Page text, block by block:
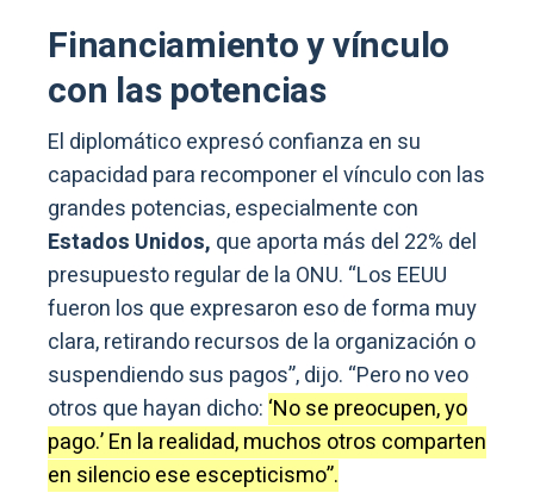
Financiamiento y vínculo
con las potencias
El diplomático expresó confianza en su
capacidad para recomponer el vínculo con las
grandes potencias, especialmente con
Estados Unidos, que aporta más del 22% del
presupuesto regular de la ONU. “Los EEUU
fueron los que expresaron eso de forma muy
clara, retirando recursos de la organización o
suspendiendo sus pagos”, dijo. “Pero no veo
otros que hayan dicho: ‘No se preocupen, yo
pago.’ En la realidad, muchos otros comparten
en silencio ese escepticismo”.